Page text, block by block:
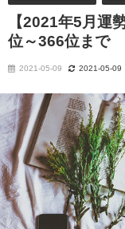
【2021年5月運
位～366位まで
2021-05-09 2021-05-09